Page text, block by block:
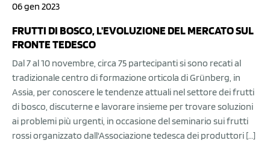
06 gen 2023
FRUTTI DI BOSCO, L'EVOLUZIONE DEL MERCATO SUL
FRONTE TEDESCO
Dal 7 al 10 novembre, circa 75 partecipanti si sono recati al
tradizionale centro di formazione orticola di Grünberg, in
Assia, per conoscere le tendenze attuali nel settore dei frutti
di bosco, discuterne e lavorare insieme per trovare soluzioni
ai problemi più urgenti, in occasione del seminario sui frutti
rossi organizzato dall'Associazione tedesca dei produttori […]